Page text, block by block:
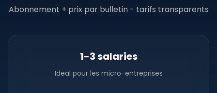
Abonnement + prix par bulletin - tarifs transparents
1-3 salaries
Ideal pour les micro-entreprises